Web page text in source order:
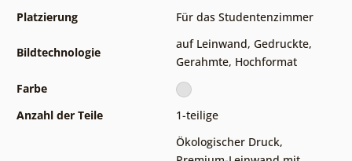
Platzierung
Für das Studentenzimmer
Bildtechnologie
auf Leinwand, Gedruckte,
Gerahmte, Hochformat
Farbe
Anzahl der Teile
1-teilige
Ökologischer Druck,